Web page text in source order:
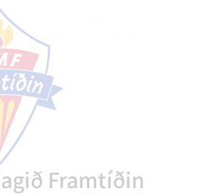
Framtíðin